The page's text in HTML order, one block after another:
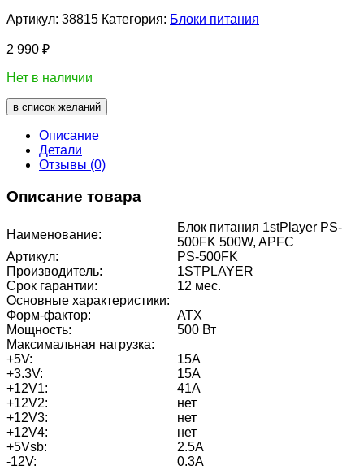
Артикул: 38815 Категория: Блоки питания
2 990 ₽
Нет в наличии
в список желаний
Описание
Детали
Отзывы (0)
Описание товара
Наименование:
Блок питания 1stPlayer PS-
500FK 500W, APFC
Артикул:
PS-500FK
Производитель:
1STPLAYER
Срок гарантии:
12 мес.
Основные характеристики:
Форм-фактор:
ATX
Мощность:
500 Вт
Максимальная нагрузка:
+5V:
15А
+3.3V:
15А
+12V1:
41А
+12V2:
нет
+12V3:
нет
+12V4:
нет
+5Vsb:
2.5А
-12V:
0.3А